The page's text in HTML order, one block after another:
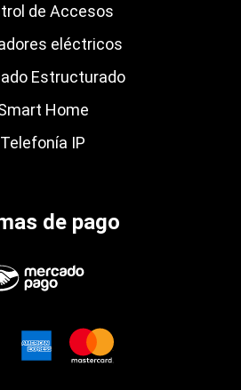
de Accesos
eléctricos
Estructurado
Home
Telefonía IP
de pago